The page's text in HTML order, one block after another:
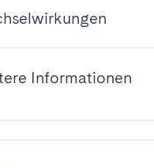
Informationen